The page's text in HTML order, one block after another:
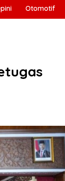
Otomotif